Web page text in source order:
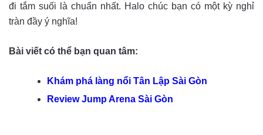
đi tắm suối là chuẩn nhất. Halo chúc bạn có một kỳ nghỉ
tràn đầy ý nghĩa!
Bài viết có thể bạn quan tâm:
Khám phá làng nổi Tân Lập Sài Gòn
Review Jump Arena Sài Gòn